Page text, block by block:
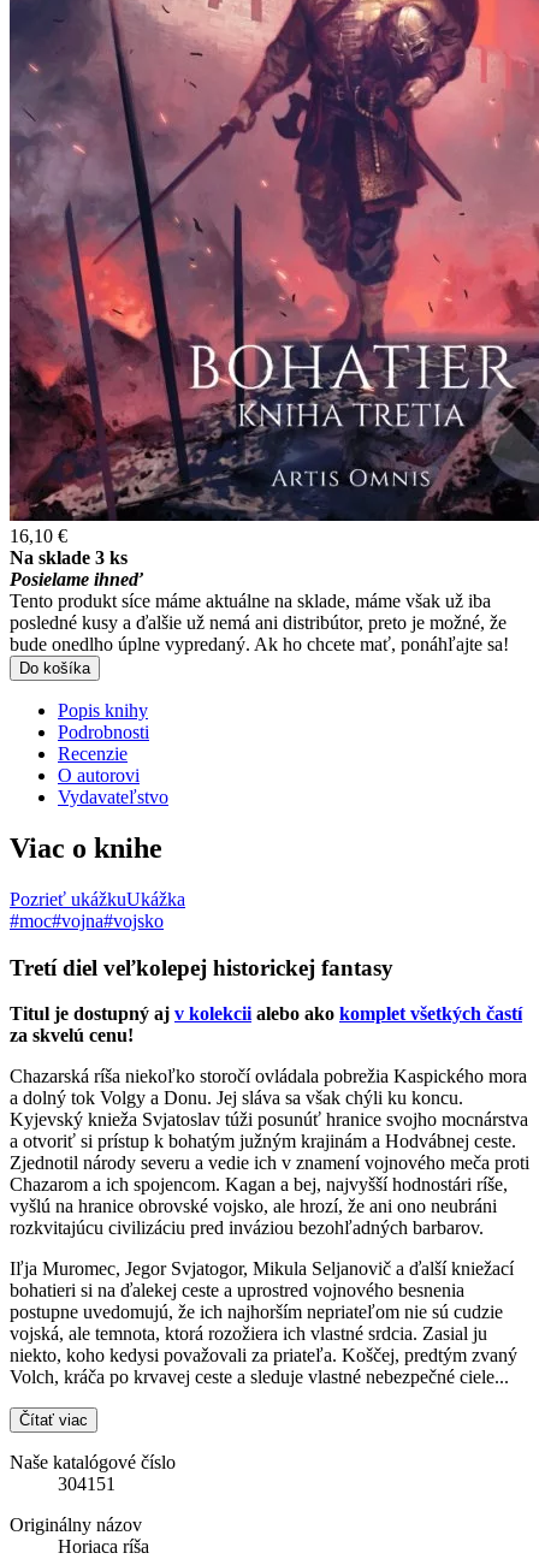
16,10 €
Na sklade 3 ks
Posielame ihneď
Tento produkt síce máme aktuálne na sklade, máme však už iba
posledné kusy a ďalšie už nemá ani distribútor, preto je možné, že
bude onedlho úplne vypredaný. Ak ho chcete mať, ponáhľajte sa!
Do košíka
Popis knihy
Podrobnosti
Recenzie
O autorovi
Vydavateľstvo
Viac o knihe
Pozrieť ukážkuUkážka
#moc#vojna#vojsko
Tretí diel veľkolepej historickej fantasy
Titul je dostupný aj v kolekcii alebo ako komplet všetkých častí
za skvelú cenu!
Chazarská ríša niekoľko storočí ovládala pobrežia Kaspického mora
a dolný tok Volgy a Donu. Jej sláva sa však chýli ku koncu.
Kyjevský knieža Svjatoslav túži posunúť hranice svojho mocnárstva
a otvoriť si prístup k bohatým južným krajinám a Hodvábnej ceste.
Zjednotil národy severu a vedie ich v znamení vojnového meča proti
Chazarom a ich spojencom. Kagan a bej, najvyšší hodnostári ríše,
vyšlú na hranice obrovské vojsko, ale hrozí, že ani ono neubráni
rozkvitajúcu civilizáciu pred inváziou bezohľadných barbarov.
Iľja Muromec, Jegor Svjatogor, Mikula Seljanovič a ďalší kniežací
bohatieri si na ďalekej ceste a uprostred vojnového besnenia
postupne uvedomujú, že ich najhorším nepriateľom nie sú cudzie
vojská, ale temnota, ktorá rozožiera ich vlastné srdcia. Zasial ju
niekto, koho kedysi považovali za priateľa. Koščej, predtým zvaný
Volch, kráča po krvavej ceste a sleduje vlastné nebezpečné ciele...
Čítať viac
Naše katalógové číslo
304151
Originálny názov
Horiaca ríša